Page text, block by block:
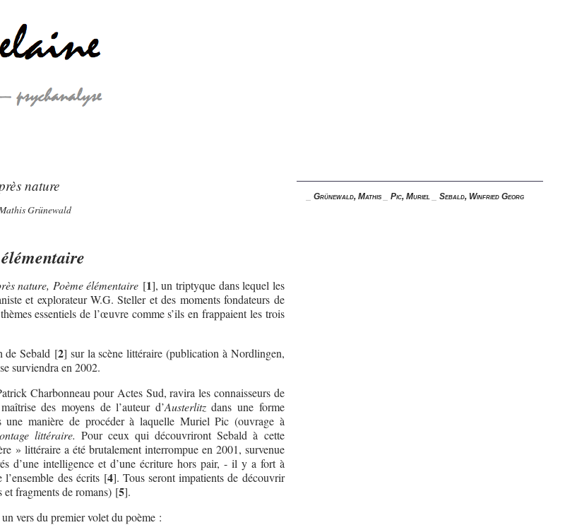
nature
Grünewald
nature, Poème élémentaire [1], un triptyque dans lequel les
et explorateur W.G. Steller et des moments fondateurs de
essentiels de l’œuvre comme s’ils en frappaient les trois
de Sebald [2] sur la scène littéraire (publication à Nordlingen,
surviendra en 2002.
Charbonneau pour Actes Sud, ravira les connaisseurs de
des moyens de l’auteur d’Austerlitzdans une forme
une manière de procéder à laquelle Muriel Pic (ouvrage à
littéraire. Pour ceux qui découvriront Sebald à cette
» littéraire a été brutalement interrompue en 2001, survenue
d’une intelligence et d’une écriture hors pair, - il y a fort à
des écrits[4]. Tous seront impatients de découvrir
et fragments de romans)[5].
vers du premier volet du poème :
Grünewald, Mathis_ Pic, Muriel_ Sebald, Winfried Georg